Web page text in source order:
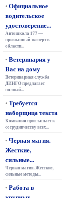
•Официальное
водительское
удостоверение...
Автошкола 177 —
признанный эксперт в
области...
•Ветеринария у
Вас на дому
Ветеринарная служба
ДИНГО предлагает
полный...
•Требуется
наборщица текста
Компания приглашает к
сотрудничеству всех...
•Черная магия.
Жесткие,
сильные...
Черная магия. Жесткие,
сильные методы...
•Работа в